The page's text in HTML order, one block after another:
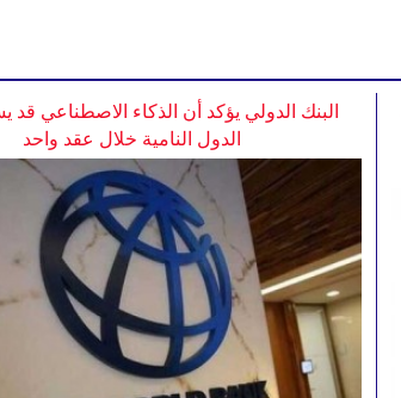
البنك الدولي يؤكد أن الذكاء الاصطناعي قد
الدول النامية خلال عقد واحد